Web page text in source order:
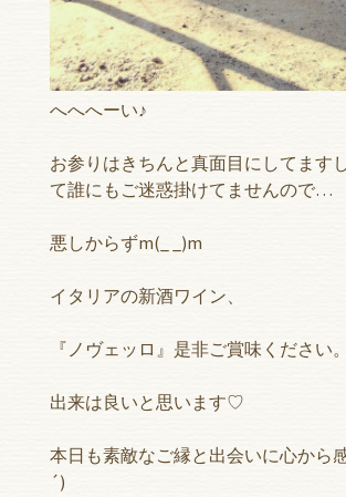
へへへーい♪
お参りはきちんと真面目にしてます
て誰にもご迷惑掛けてませんので…
悪しからずm(_ _)m
イタリアの新酒ワイン、
『ノヴェッロ』是非ご賞味ください。
出来は良いと思います♡
本日も素敵なご縁と出会いに心から
´)ゞ